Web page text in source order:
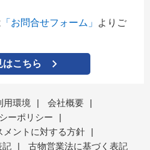
「お問合せフォーム」
よりご
はこちら
用環境 | 会社概要
|
ーポリシー
|
メントに対する方針
|
記
| 古物営業法に基づく表記